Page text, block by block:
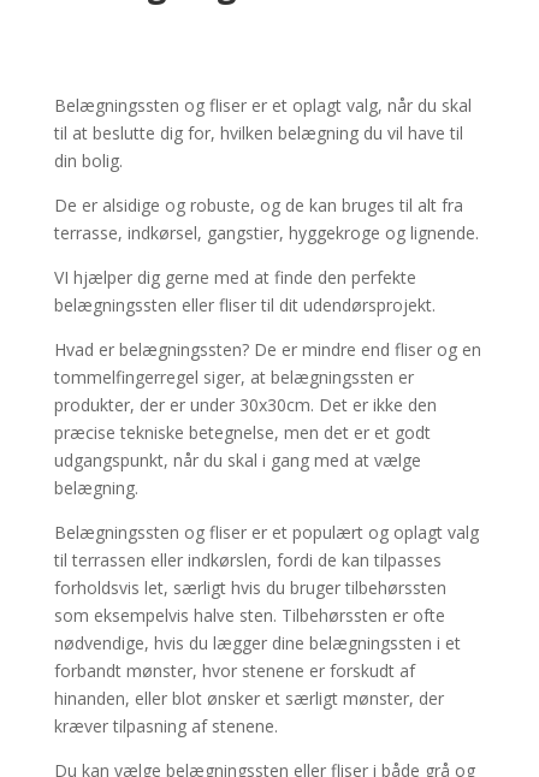
Belægningssten og fliser er et oplagt valg, når du skal
til at beslutte dig for, hvilken belægning du vil have til
din bolig.
De er alsidige og robuste, og de kan bruges til alt fra
terrasse, indkørsel, gangstier, hyggekroge og lignende.
VI hjælper dig gerne med at finde den perfekte
belægningssten eller fliser til dit udendørsprojekt.
Hvad er belægningssten? De er mindre end fliser og en
tommelfingerregel siger, at belægningssten er
produkter, der er under 30x30cm. Det er ikke den
præcise tekniske betegnelse, men det er et godt
udgangspunkt, når du skal i gang med at vælge
belægning.
Belægningssten og fliser er et populært og oplagt valg
til terrassen eller indkørslen, fordi de kan tilpasses
forholdsvis let, særligt hvis du bruger tilbehørssten
som eksempelvis halve sten. Tilbehørssten er ofte
nødvendige, hvis du lægger dine belægningssten i et
forbandt mønster, hvor stenene er forskudt af
hinanden, eller blot ønsker et særligt mønster, der
kræver tilpasning af stenene.
Du kan vælge belægningssten eller fliser i både grå og